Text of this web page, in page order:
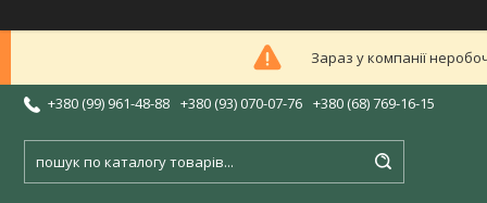
Зараз у компанії
+380 (99) 961-48-88 +380 (93) 070-07-76 +380 (68) 769-16-15